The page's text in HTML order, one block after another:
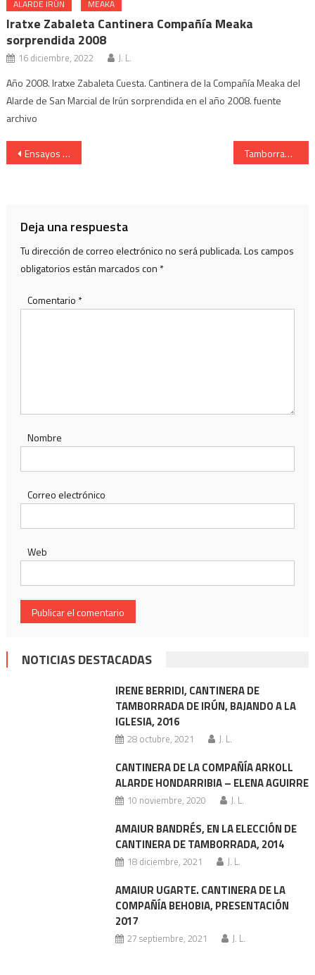
ALARDE IRÚN MEAKA
Iratxe Zabaleta Cantinera Compañía Meaka
sorprendida 2008
16 diciembre, 2022 J. L.
Año 2008. Iratxe Zabaleta Cuesta. Cantinera de la Compañía Meaka del
Alarde de San Marcial de Irún sorprendida en el año 2008. fuente
archivo
Navegación
Ensayos de todas las compañías. Konpainien Entsaioak. Año 2019. Tamborrada de Irún. Cantinera Teresa Azurza Legarda ensayos 2010.
Deja una respuesta
Tu dirección de correo electrónico no será publicada.Los campos
obligatorios están marcados con *
Comentario *
Nombre
Correo electrónico
Web
NOTICIAS DESTACADAS
IRENE BERRIDI, CANTINERA DE
TAMBORRADA DE IRÚN, BAJANDO A LA
IGLESIA, 2016
28 octubre, 2021 J. L.
CANTINERA DE LA COMPAÑÍA ARKOLL
ALARDE HONDARRIBIA – ELENA AGUIRRE
10 noviembre, 2020 J. L.
AMAIUR BANDRÉS, EN LA ELECCIÓN DE
CANTINERA DE TAMBORRADA, 2014
18 diciembre, 2021 J. L.
AMAIUR UGARTE. CANTINERA DE LA
COMPAÑÍA BEHOBIA, PRESENTACIÓN
2017
27 septiembre, 2021 J. L.